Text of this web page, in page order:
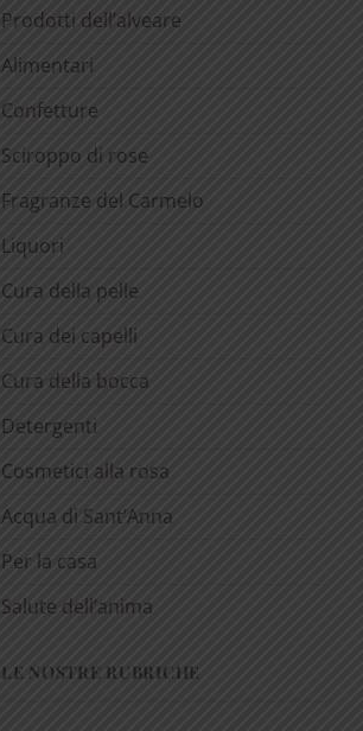
Prodotti dell’alveare
Alimentari
Confetture
Sciroppo di rose
Fragranze del Carmelo
Liquori
Cura della pelle
Cura dei capelli
Cura della bocca
Detergenti
Cosmetici alla rosa
Acqua di Sant’Anna
Per la casa
Salute dell’anima
LE NOSTRE RUBRICHE